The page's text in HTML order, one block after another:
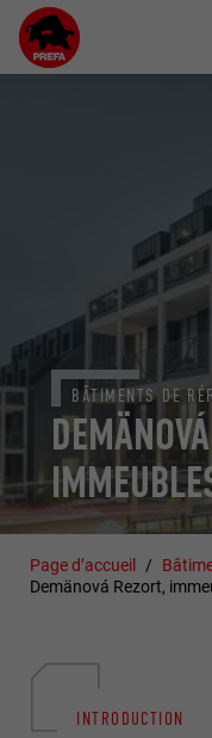
BÂTIMENTS DE
Page d’accueil
Demänová Rezort,
INTRODUCTION